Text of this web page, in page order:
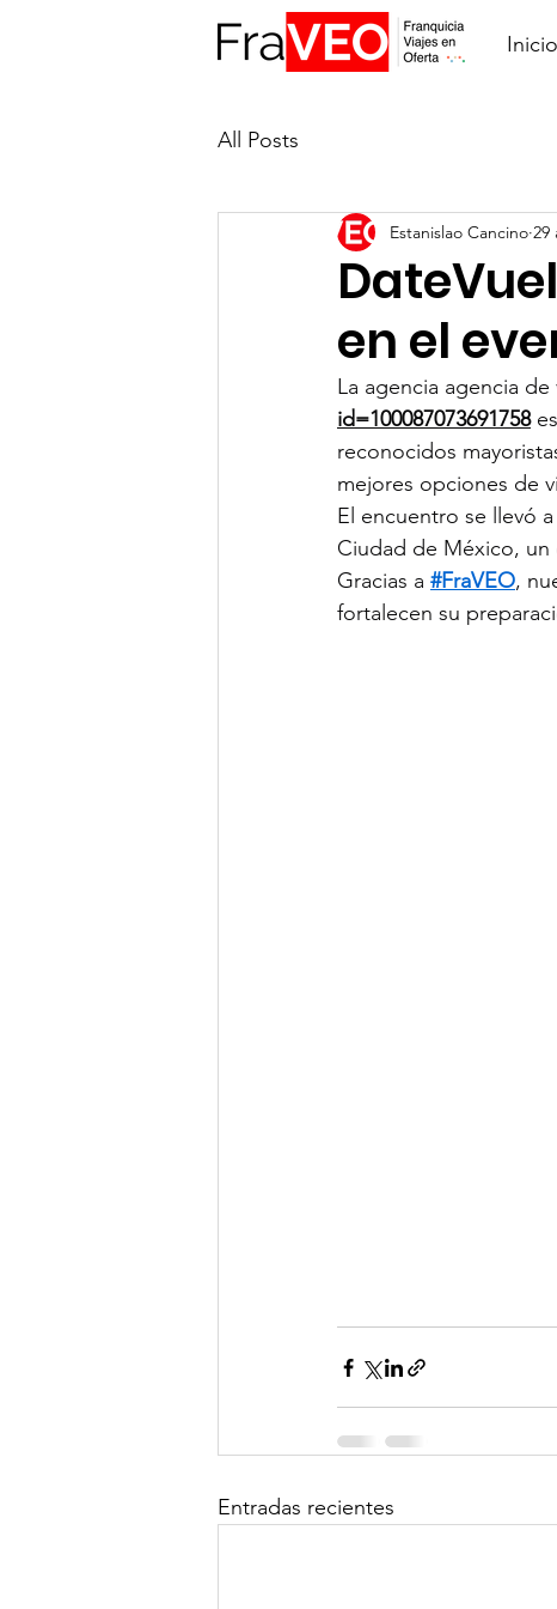
Inicio
All Posts
en el
Estanislao Cancino 29
La agencia agencia de
id=100087073691758
reconocidos
mejores opciones de
El encuentro se llevó
Ciudad de México, un
Gracias a #FraVEO,
fortalecen su
Entradas recientes